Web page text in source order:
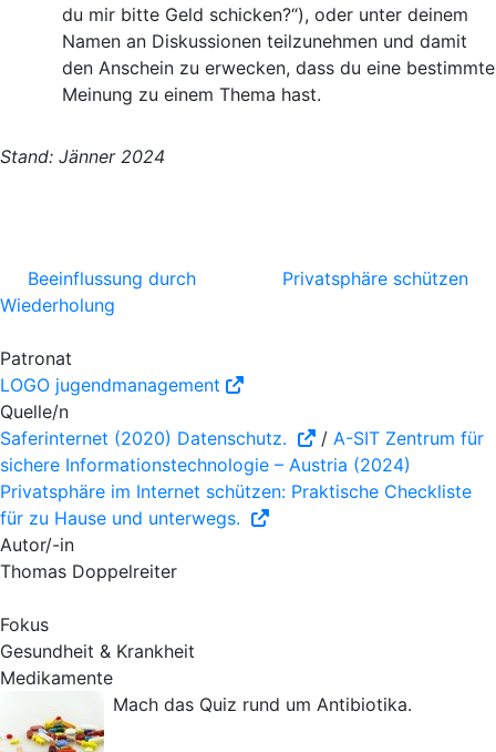
du mir bitte Geld schicken?“), oder unter deinem
Namen an Diskussionen teilzunehmen und damit
den Anschein zu erwecken, dass du eine bestimmte
Meinung zu einem Thema hast.
Stand: Jänner 2024
Beeinflussung durch
Wiederholung
Privatsphäre schützen
Patronat
LOGO jugendmanagement
Quelle/n
Saferinternet (2020) Datenschutz.
/ A-SIT Zentrum für
sichere Informationstechnologie – Austria (2024)
Privatsphäre im Internet schützen: Praktische Checkliste
für zu Hause und unterwegs.
Autor/-in
Thomas Doppelreiter
Fokus
Gesundheit & Krankheit
Medikamente
Mach das Quiz rund um Antibiotika.